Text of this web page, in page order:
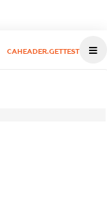
CAHEADER.GETTEST